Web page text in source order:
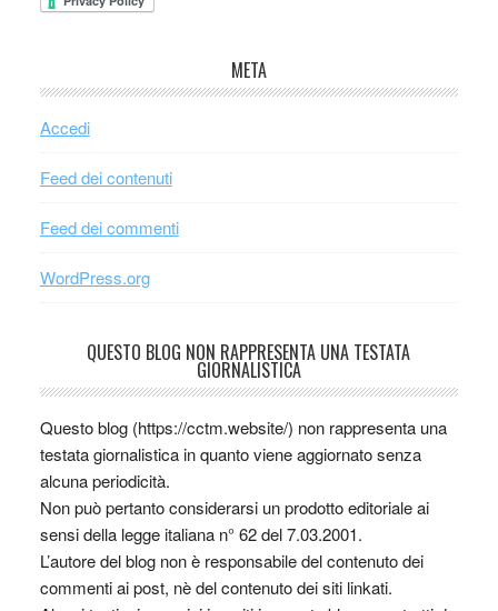
META
Accedi
Feed dei contenuti
Feed dei commenti
WordPress.org
QUESTO BLOG NON RAPPRESENTA UNA TESTATA
GIORNALISTICA
Questo blog (https://cctm.website/) non rappresenta una
testata giornalistica in quanto viene aggiornato senza
alcuna periodicità.
Non può pertanto considerarsi un prodotto editoriale ai
sensi della legge italiana n° 62 del 7.03.2001.
L’autore del blog non è responsabile del contenuto dei
commenti ai post, nè del contenuto dei siti linkati.